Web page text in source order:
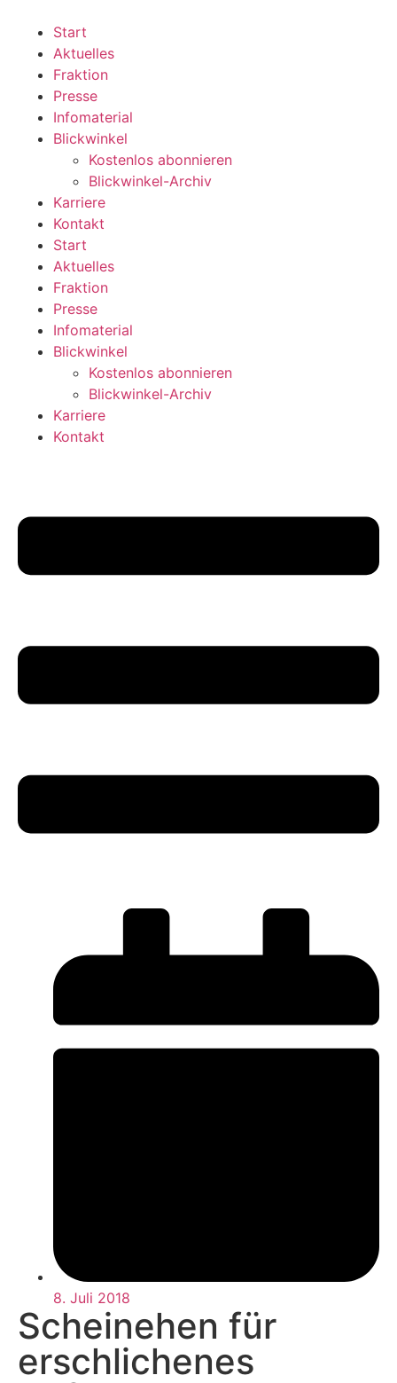
wechseln
Start
Aktuelles
Fraktion
Presse
Infomaterial
Blickwinkel
Kostenlos abonnieren
Blickwinkel-Archiv
Karriere
Kontakt
Start
Aktuelles
Fraktion
Presse
Infomaterial
Blickwinkel
Kostenlos abonnieren
Blickwinkel-Archiv
Karriere
Kontakt
8. Juli 2018
Scheinehen für
erschlichenes